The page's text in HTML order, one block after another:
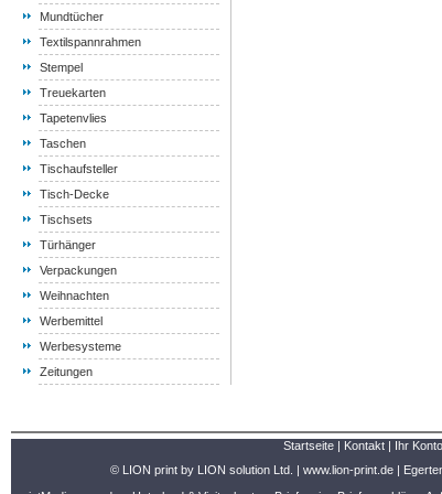
Mundtücher
Textilspannrahmen
Stempel
Treuekarten
Tapetenvlies
Taschen
Tischaufsteller
Tisch-Decke
Tischsets
Türhänger
Verpackungen
Weihnachten
Werbemittel
Werbesysteme
Zeitungen
Startseite| Kontakt| Ihr Konto
© LION print by LION solution Ltd. | www.lion-print.de|